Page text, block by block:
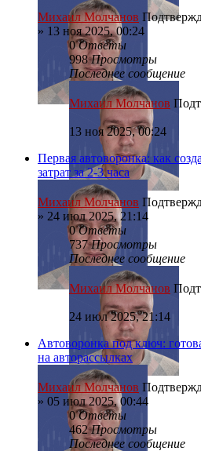
Михаил Молчанов
» 13 ноя 2025, 00:24
0Ответы
998Просмотры
Последнее сообщение
Михаил Молчанов
13 ноя 2025, 00:24
Первая автоворонка: как
затрат за 2-3 часа
Михаил Молчанов
» 24 июл 2025, 21:14
0Ответы
737Просмотры
Последнее сообщение
Михаил Молчанов
24 июл 2025, 21:14
Автоворонка под ключ:
на авторассылках
Михаил Молчанов
» 05 июл 2025, 00:44
0Ответы
462Просмотры
Последнее сообщение